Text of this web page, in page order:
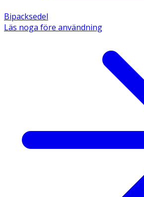
Bipacksedel
Läs noga före användning